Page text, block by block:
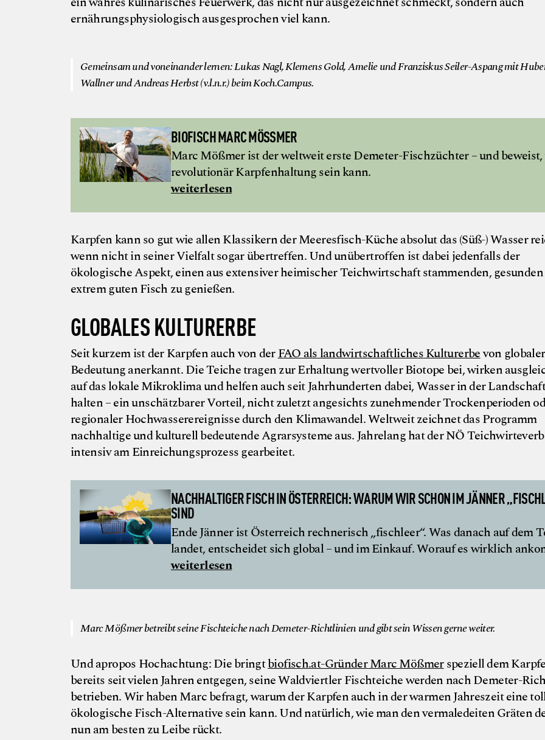
ernährungsphysiologisch ausgesprochen viel kann.
Gemeinsam und voneinander lernen: Lukas Nagl, Klemens Gold, Amelie und Franziskus Seiler-Aspang mit
Wallner und Andreas Herbst (v.l.n.r.) beim Koch.Campus.
BIOFISCH MARC MÖSSMER
Marc Mößmer ist der weltweit erste Demeter-Fischzüchter – und
revolutionär Karpfenhaltung sein kann.
weiterlesen
Karpfen kann so gut wie allen Klassikern der Meeresfisch-Küche absolut das (Süß-) Wasser
wenn nicht in seiner Vielfalt sogar übertreffen. Und unübertroffen ist dabei jedenfalls der
ökologische Aspekt, einen aus extensiver heimischer Teichwirtschaft stammenden,
extrem guten Fisch zu genießen.
GLOBALES KULTURERBE
Seit kurzem ist der Karpfen auch von derFAO als landwirtschaftliches Kulturerbevon globaler
Bedeutung anerkannt. Die Teiche tragen zur Erhaltung wertvoller Biotope bei, wirken
auf das lokale Mikroklima und helfen auch seit Jahrhunderten dabei, Wasser in der
halten – ein unschätzbarer Vorteil, nicht zuletzt angesichts zunehmender Trockenperioden
regionaler Hochwasserereignisse durch den Klimawandel. Weltweit zeichnet das Programm
nachhaltige und kulturell bedeutende Agrarsysteme aus. Jahrelang hat der NÖ
intensiv am Einreichungsprozess gearbeitet.
NACHHALTIGER FISCH IN ÖSTERREICH: WARUM WIR SCHON IM JÄNNER
SIND
Ende Jänner ist Österreich rechnerisch „fischleer“. Was danach auf dem
landet, entscheidet sich global – und im Einkauf. Worauf es wirklich
weiterlesen
Marc Mößmer betreibt seine Fischteiche nach Demeter-Richtlinien und gibt sein Wissen gerne weiter.
Und apropos Hochachtung: Die bringtbiofisch.at-Gründer Marc Mößmerspeziell dem
bereits seit vielen Jahren entgegen, seine Waldviertler Fischteiche werden nach Demeter-
betrieben. Wir haben Marc befragt, warum der Karpfen auch in der warmen Jahreszeit eine
ökologische Fisch-Alternative sein kann. Und natürlich, wie man den vermaledeiten Gräten
nun am besten zu Leibe rückt.